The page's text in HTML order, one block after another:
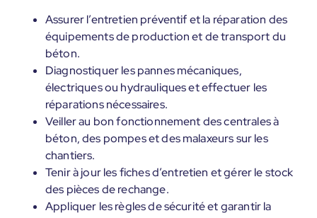
Assurer l’entretien préventif et la réparation des
équipements de production et de transport du
béton.
Diagnostiquer les pannes mécaniques,
électriques ou hydrauliques et effectuer les
réparations nécessaires.
Veiller au bon fonctionnement des centrales à
béton, des pompes et des malaxeurs sur les
chantiers.
Tenir à jour les fiches d’entretien et gérer le stock
des pièces de rechange.
Appliquer les règles de sécurité et garantir la